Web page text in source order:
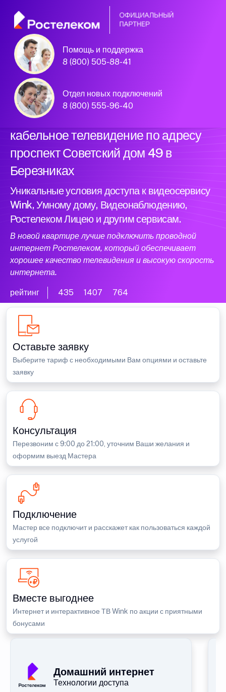
Помощь и поддержка
8 (800) 505-88-41
Отдел новых подключений
8 (800) 555-96-40
Официальный
партнер Ростелеком
Подключили новый интернет и
кабельное телевидение по адресу
проспект Советский дом 49 в
Березниках
Уникальные условия доступа к видеосервису
Wink, Умному дому, Видеонаблюдению,
Ростелеком Лицею и другим сервисам.
В новой квартире лучше подключить проводной
интернет Ростелеком, который обеспечивает
хорошее качество телевидения и высокую скорость
интернета.
рейтинг 435 1407 764
Оставьте заявку
Выберите тариф с необходимыми Вам опциями и оставьте
заявку
Консультация
Перезвоним с 9:00 до 21:00, уточним Ваши желания и
оформим выезд Мастера
Подключение
Мастер все подключит и расскажет как пользоваться каждой
услугой
Вместе выгоднее
Интернет и интерактивное ТВ Wink по акции с приятными
бонусами
Домашний интернет
Технологии доступа